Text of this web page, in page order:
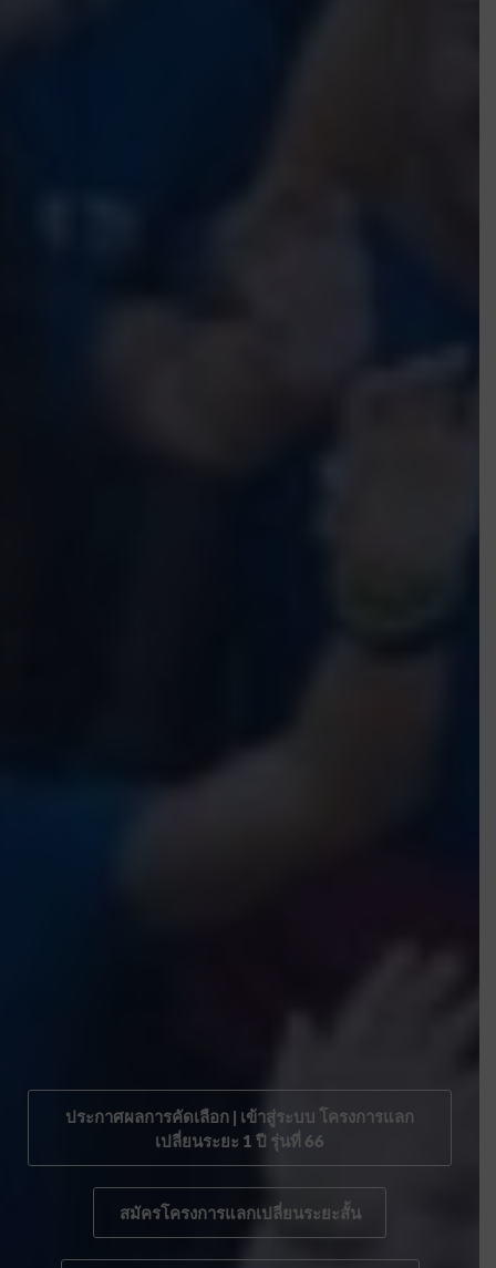
ประกาศผลการคัดเลือก | เข้าสู่ระบบ โครงการแลก
เปลี่ยนระยะ 1 ปี รุ่นที่ 66
สมัครโครงการแลกเปลี่ยนระยะสั้น